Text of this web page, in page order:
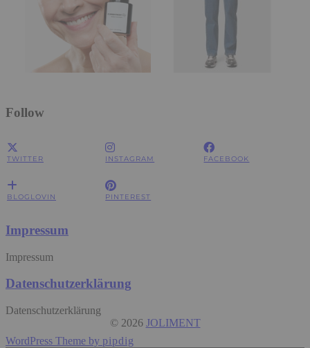
Follow
TWITTER INSTAGRAM FACEBOOK
BLOGLOVIN PINTEREST
Impressum
Impressum
Datenschutzerklärung
Datenschutzerklärung
© 2026 JOLIMENT
WordPress Theme by pipdig